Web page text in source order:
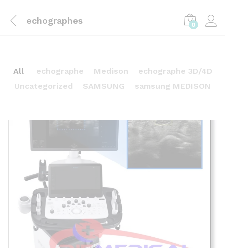
echographes 0
All echographe Medison
echographe 3D/4D
Uncategorized
SAMSUNG samsung MEDISON